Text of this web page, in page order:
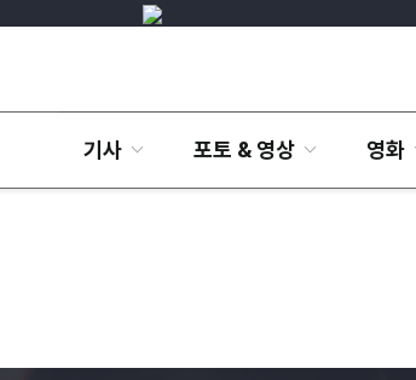
기사 포토 & 영상 영화